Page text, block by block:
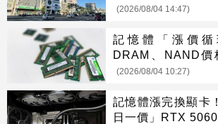
(2026/08/04 14:47)
記憶體「漲價循
DRAM、NAND價
高
(2026/08/04 10:27)
記憶體漲完換顯卡
日一價」RTX